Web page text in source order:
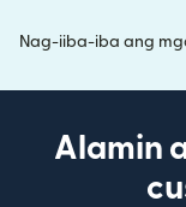
Nag-iiba-iba ang
Alamin